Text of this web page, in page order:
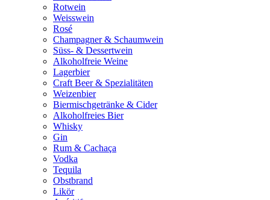
Rotwein
Weisswein
Rosé
Champagner & Schaumwein
Süss- & Dessertwein
Alkoholfreie Weine
Lagerbier
Craft Beer & Spezialitäten
Weizenbier
Biermischgetränke & Cider
Alkoholfreies Bier
Whisky
Gin
Rum & Cachaça
Vodka
Tequila
Obstbrand
Likör